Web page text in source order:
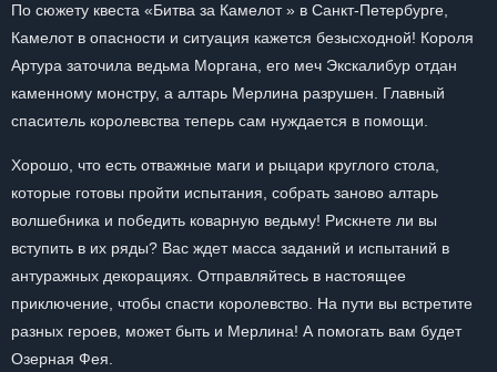
По сюжету квеста «Битва за Камелот » в Санкт-Петербурге,
Камелот в опасности и ситуация кажется безысходной! Короля
Артура заточила ведьма Моргана, его меч Экскалибур отдан
каменному монстру, а алтарь Мерлина разрушен. Главный
спаситель королевства теперь сам нуждается в помощи.
Хорошо, что есть отважные маги и рыцари круглого стола,
которые готовы пройти испытания, собрать заново алтарь
волшебника и победить коварную ведьму! Рискнете ли вы
вступить в их ряды? Вас ждет масса заданий и испытаний в
антуражных декорациях. Отправляйтесь в настоящее
приключение, чтобы спасти королевство. На пути вы встретите
разных героев, может быть и Мерлина! А помогать вам будет
Озерная Фея.